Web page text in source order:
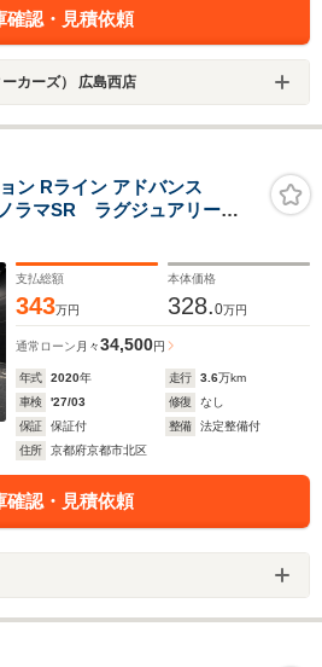
確認・見積依頼
カーズ） 広島西店
ン Rライン アドバンス
ラマSR ラグジュアリー
プレイ DYNAUDIOプレミア
ー サラウンドビュー フル
保証書取説スペアキー
支払総額
343万円
本体価格
328.0万円
通常ローン 月々34,500円
年式 2020年 走行 3.6万km
車検
'27/03 修復
なし
保証
保証付 整備
法定整備付
住所
京都府京都市北区
確認・見積依頼